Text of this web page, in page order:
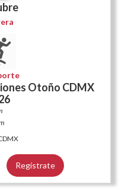
Otoño CDMX
Regístrate